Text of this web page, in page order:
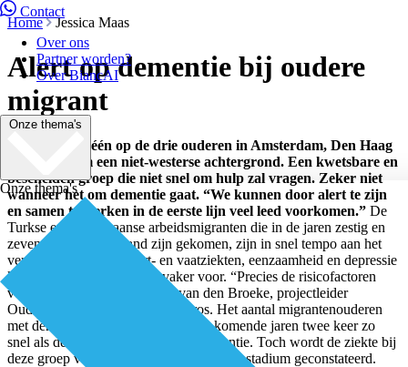
Contact
Over ons
Partner worden?
Over BiancAI
Onze thema's
Onze thema's
Home Jessica Maas
Alert op dementie bij oudere
migrant
In 2030 heeft één op de drie ouderen in Amsterdam, Den Haag
en Rotterdam een niet-westerse achtergrond. Een kwetsbare en
bescheiden groep die niet snel om hulp zal vragen. Zeker niet
wanneer het om dementie gaat. “We kunnen door alert te zijn
en samen te werken in de eerste lijn veel leed voorkomen.” De
Turkse en Marokkaanse arbeidsmigranten die in de jaren zestig en
zeventig naar Nederland zijn gekomen, zijn in snel tempo aan het
vergrijzen. Diabetes, hart- en vaatziekten, eenzaamheid en depressie
komen juist bij deze groep vaker voor. “Precies de risicofactoren
voor dementie”, stelt Jennifer van den Broeke, projectleider
Ouderen en Gezondheid bij Pharos. Het aantal migrantenouderen
met dementie in Nederland stijgt de komende jaren twee keer zo
snel als de autochtone groep met dementie. Toch wordt de ziekte bij
deze groep vaak pas in een vergevorderd stadium geconstateerd.